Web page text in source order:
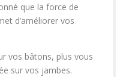
que la force de
d’améliorer vos
vos bâtons, plus vous
sur vos jambes.